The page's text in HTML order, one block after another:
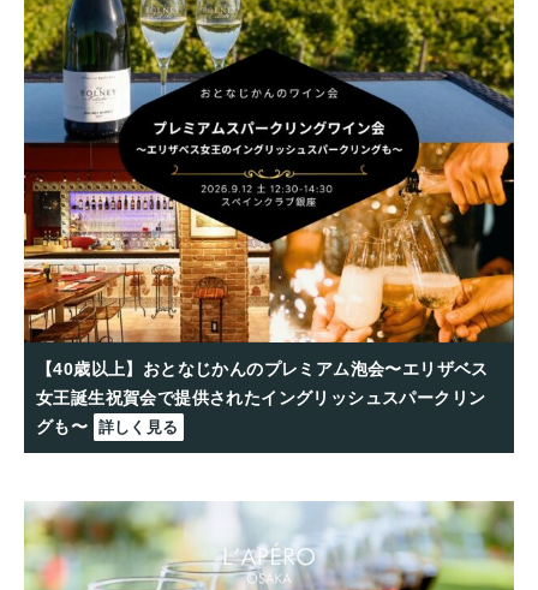
【40歳以上】おとなじかんのプレミアム泡会〜エリザベス
女王誕生祝賀会で提供されたイングリッシュスパークリン
グも〜 詳しく見る